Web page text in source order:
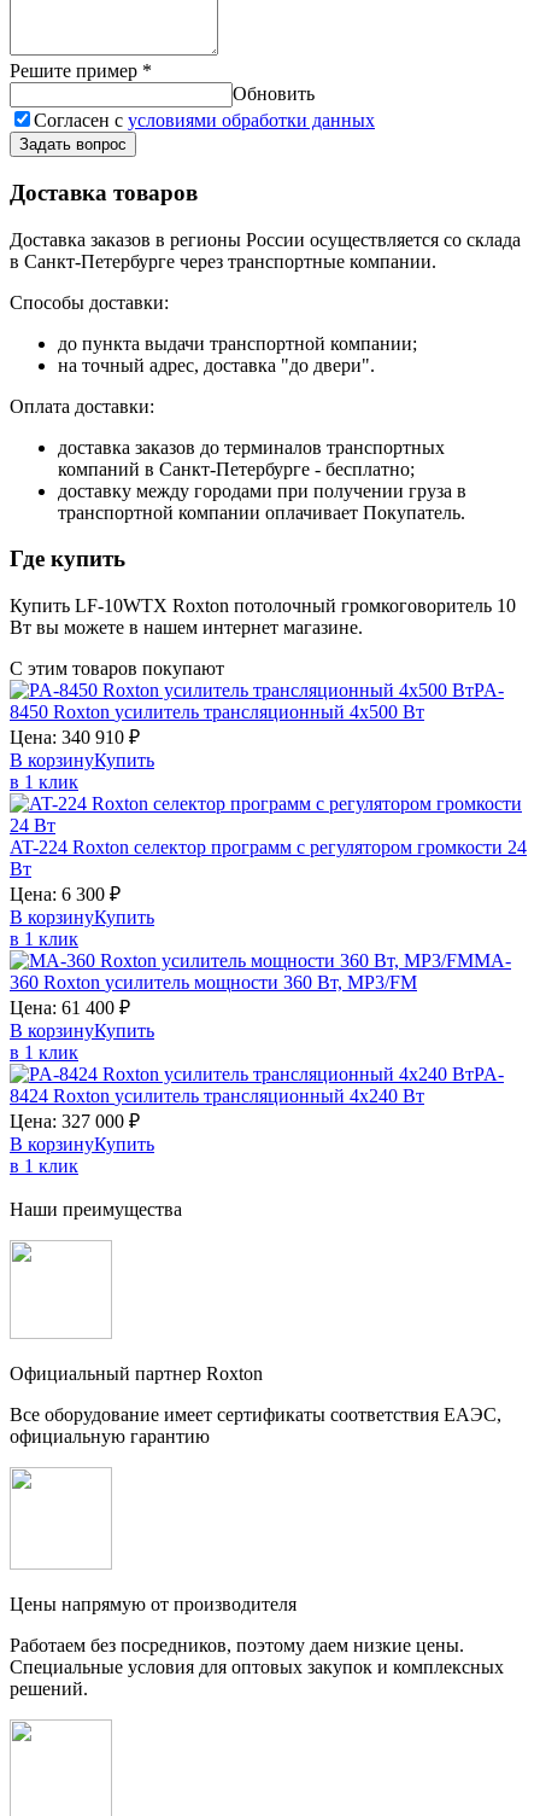
Решите пример *
Обновить
Согласен с условиями обработки данных
Задать вопрос
Доставка товаров
Доставка заказов в регионы России осуществляется со склада
в Санкт-Петербурге через транспортные компании.
Способы доставки:
до пункта выдачи транспортной компании;
на точный адрес, доставка "до двери".
Оплата доставки:
доставка заказов до терминалов транспортных
компаний в Санкт-Петербурге - бесплатно;
доставку между городами при получении груза в
транспортной компании оплачивает Покупатель.
Где купить
Купить LF-10WTX Roxton потолочный громкоговоритель 10
Вт вы можете в нашем интернет магазине.
С этим товаров покупают
PA-
8450 Roxton усилитель трансляционный 4х500 Вт
Цена: 340 910 ₽
В корзинуКупить
в 1 клик
AT-224 Roxton селектор программ с регулятором громкости 24
Вт
Цена: 6 300 ₽
В корзинуКупить
в 1 клик
MA-
360 Roxton усилитель мощности 360 Вт, MP3/FM
Цена: 61 400 ₽
В корзинуКупить
в 1 клик
PA-
8424 Roxton усилитель трансляционный 4х240 Вт
Цена: 327 000 ₽
В корзинуКупить
в 1 клик
Наши преимущества
Официальный партнер Roxton
Все оборудование имеет сертификаты соответствия ЕАЭС,
официальную гарантию
Цены напрямую от производителя
Работаем без посредников, поэтому даем низкие цены.
Специальные условия для оптовых закупок и комплексных
решений.